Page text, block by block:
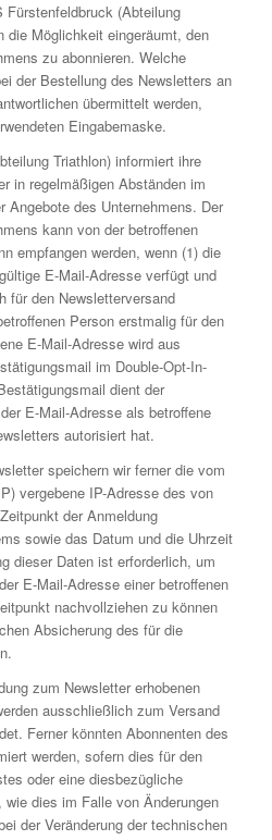
(Abteilung
die Möglichkeit eingeräumt, den
zu abonnieren. Welche
der Bestellung des Newsletters an
übermittelt werden,
Eingabemaske.
Triathlon) informiert ihre
in regelmäßigen Abständen im
Angebote des Unternehmens. Der
kann von der betroffenen
empfangen werden, wenn (1) die
E-Mail-Adresse verfügt und
für den Newsletterversand
Person erstmalig für den
E-Mail-Adresse wird aus
im Double-Opt-In-
dient der
E-Mail-Adresse als betroffene
autorisiert hat.
speichern wir ferner die vom
vergebene IP-Adresse des von
der Anmeldung
sowie das Datum und die Uhrzeit
dieser Daten ist erforderlich, um
E-Mail-Adresse einer betroffenen
nachvollziehen zu können
Absicherung des für die
zum Newsletter erhobenen
ausschließlich zum Versand
Ferner könnten Abonnenten des
werden, sofern dies für den
oder eine diesbezügliche
dies im Falle von Änderungen
der Veränderung der technischen